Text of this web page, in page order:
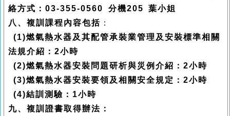
絡方式：03-355-0560 分機205 葉小姐
八、複訓課程內容包括 ：
(1)燃氣熱水器及其配管承裝業管理及安裝標準相關
法規介紹：2小時
(2)燃氣熱水器安裝問題研析與災例介紹：2小時
(3)燃氣熱水器安裝要領及相關安全規定：2小時
(4)結訓測驗：1小時
九、複訓證書取得辦法：